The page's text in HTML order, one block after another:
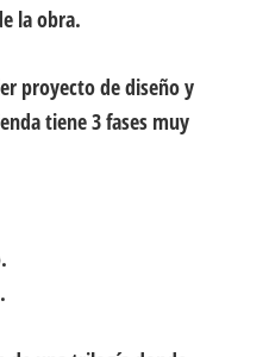
la obra.
proyecto de diseño y
tiene 3 fases muy